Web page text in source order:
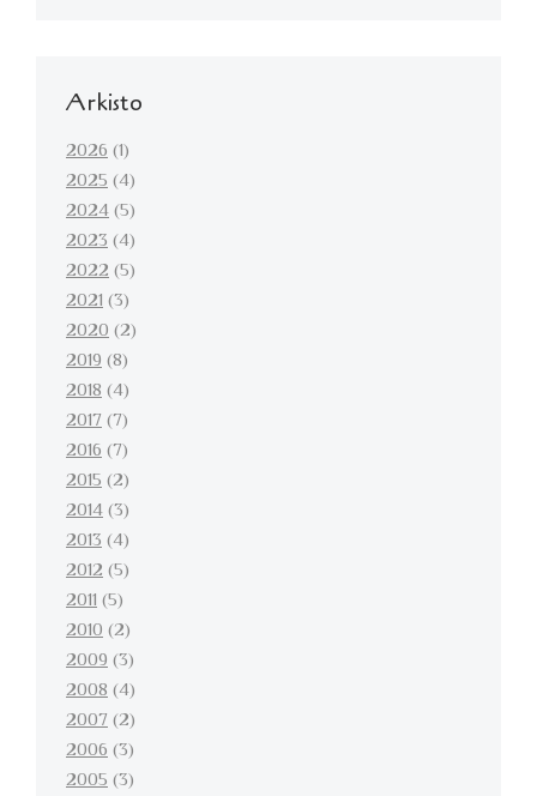
Arkisto
2026(1)
2025(4)
2024(5)
2023(4)
2022(5)
2021(3)
2020(2)
2019(8)
2018(4)
2017(7)
2016(7)
2015(2)
2014(3)
2013(4)
2012(5)
2011(5)
2010(2)
2009(3)
2008(4)
2007(2)
2006(3)
2005(3)